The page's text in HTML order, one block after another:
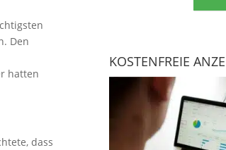
Den
hatten
dass
KOSTENFREIE